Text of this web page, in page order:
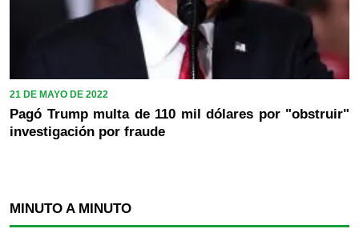
21 DE MAYO DE 2022
Pagó Trump multa de 110 mil dólares por "obstruir"
investigación por fraude
MINUTO A MINUTO